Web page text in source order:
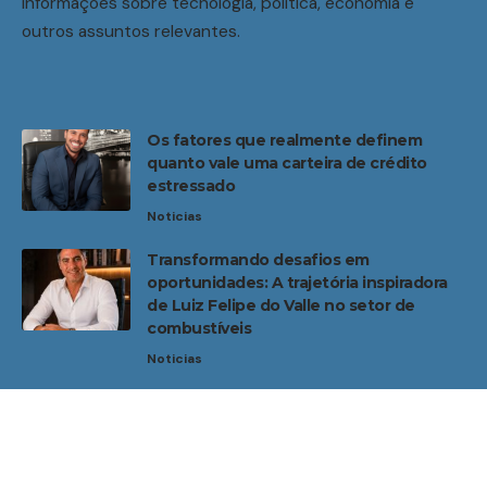
outros assuntos relevantes.
Os fatores que realmente definem
quanto vale uma carteira de crédito
estressado
Noticias
Transformando desafios em
oportunidades: A trajetória inspiradora
de Luiz Felipe do Valle no setor de
combustíveis
Noticias